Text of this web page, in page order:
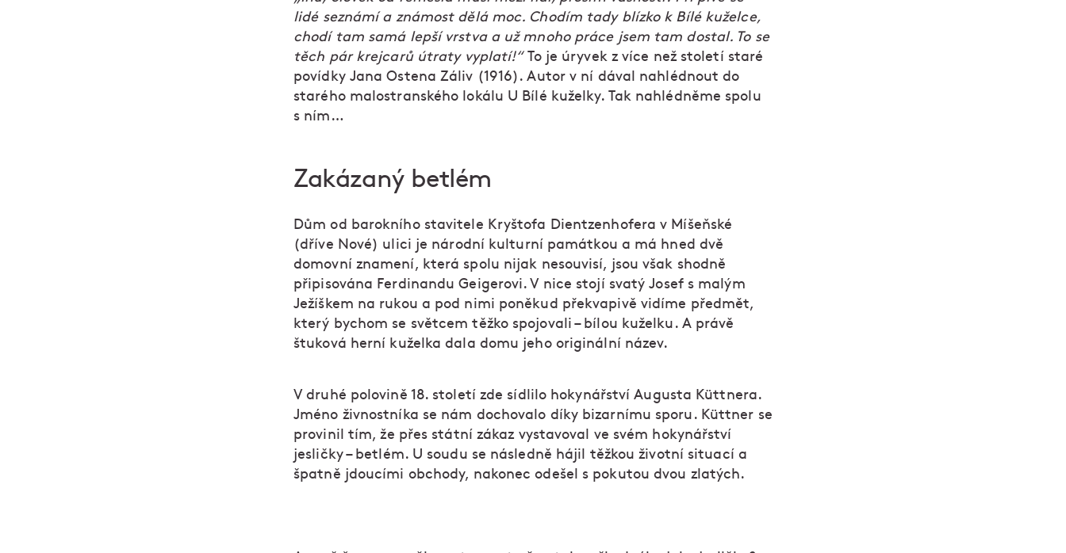
lidé seznámí a známost dělá moc. Chodím tady blízko k Bílé kuželce,
chodí tam samá lepší vrstva a už mnoho práce jsem tam dostal. To se
těch pár krejcarů útraty vyplatí!“ To je úryvek z více než století staré
povídky Jana Ostena Záliv (1916). Autor v ní dával nahlédnout do
starého malostranského lokálu U Bílé kuželky. Tak nahlédněme spolu
s ním…
Zakázaný betlém
Dům od barokního stavitele Kryštofa Dientzenhofera v Míšeňské
(dříve Nové) ulici je národní kulturní památkou a má hned dvě
domovní znamení, která spolu nijak nesouvisí, jsou však shodně
připisována Ferdinandu Geigerovi. V nice stojí svatý Josef s malým
Ježíškem na rukou a pod nimi poněkud překvapivě vidíme předmět,
který bychom se světcem těžko spojovali – bílou kuželku. A právě
štuková herní kuželka dala domu jeho originální název.
V druhé polovině 18. století zde sídlilo hokynářství Augusta Küttnera.
Jméno živnostníka se nám dochovalo díky bizarnímu sporu. Küttner se
provinil tím, že přes státní zákaz vystavoval ve svém hokynářství
jesličky – betlém. U soudu se následně hájil těžkou životní situací a
špatně jdoucími obchody, nakonec odešel s pokutou dvou zlatých.